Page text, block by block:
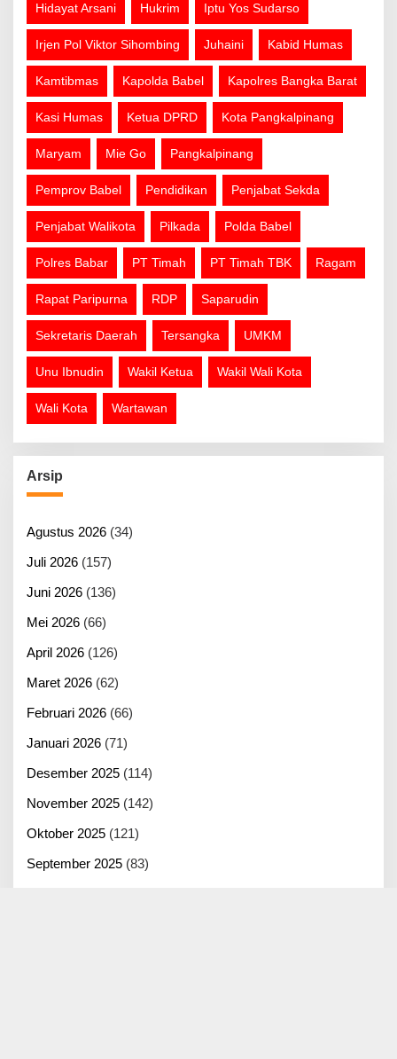
Hidayat Arsani Hukrim Iptu Yos Sudarso
Irjen Pol Viktor Sihombing Juhaini Kabid Humas
Kamtibmas Kapolda Babel Kapolres Bangka Barat
Kasi Humas Ketua DPRD Kota Pangkalpinang
Maryam Mie Go Pangkalpinang
Pemprov Babel Pendidikan Penjabat Sekda
Penjabat Walikota Pilkada Polda Babel
Polres Babar PT Timah PT Timah TBK Ragam
Rapat Paripurna RDP Saparudin
Sekretaris Daerah Tersangka UMKM
Unu Ibnudin Wakil Ketua Wakil Wali Kota
Wali Kota Wartawan
Arsip
Agustus 2026 (34)
Juli 2026 (157)
Juni 2026 (136)
Mei 2026 (66)
April 2026 (126)
Maret 2026 (62)
Februari 2026 (66)
Januari 2026 (71)
Desember 2025 (114)
November 2025 (142)
Oktober 2025 (121)
September 2025 (83)